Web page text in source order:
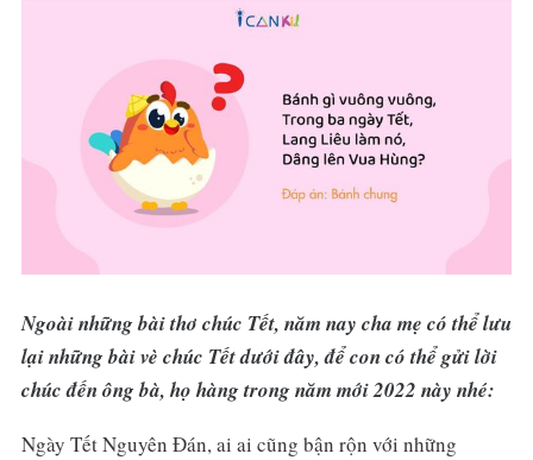
Ngoài những bài thơ chúc Tết, năm nay cha mẹ có thể lưu
lại những bài vè chúc Tết dưới đây, để con có thể gửi lời
chúc đến ông bà, họ hàng trong năm mới 2022 này nhé:
Ngày Tết Nguyên Đán, ai ai cũng bận rộn với những